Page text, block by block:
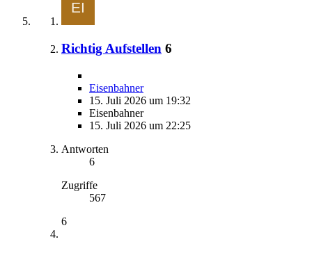
Richtig Aufstellen 6
Eisenbahner
15. Juli 2026 um 19:32
Eisenbahner
15. Juli 2026 um 22:25
Antworten
6
Zugriffe
567
6